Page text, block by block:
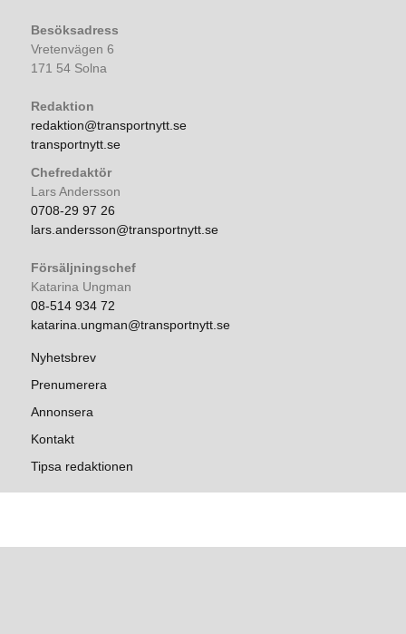
Besöksadress
Vretenvägen 6
171 54 Solna
Redaktion
redaktion@transportnytt.se
transportnytt.se
Chefredaktör
Lars Andersson
0708-29 97 26
lars.andersson@transportnytt.se
Försäljningschef
Katarina Ungman
08-514 934 72
katarina.ungman@transportnytt.se
Nyhetsbrev
Prenumerera
Annonsera
Kontakt
Tipsa redaktionen